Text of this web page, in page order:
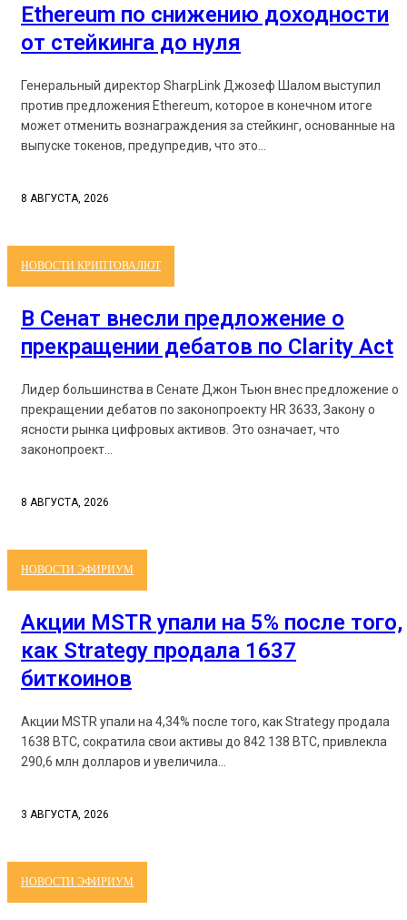
Ethereum по снижению доходности
от стейкинга до нуля
Генеральный директор SharpLink Джозеф Шалом выступил
против предложения Ethereum, которое в конечном итоге
может отменить вознаграждения за стейкинг, основанные на
выпуске токенов, предупредив, что это...
8 АВГУСТА, 2026
НОВОСТИ КРИПТОВАЛЮТ
В Сенат внесли предложение о
прекращении дебатов по Clarity Act
Лидер большинства в Сенате Джон Тьюн внес предложение о
прекращении дебатов по законопроекту HR 3633, Закону о
ясности рынка цифровых активов. Это означает, что
законопроект...
8 АВГУСТА, 2026
НОВОСТИ ЭФИРИУМ
Акции MSTR упали на 5% после того,
как Strategy продала 1637
биткоинов
Акции MSTR упали на 4,34% после того, как Strategy продала
1638 BTC, сократила свои активы до 842 138 BTC, привлекла
290,6 млн долларов и увеличила...
3 АВГУСТА, 2026
НОВОСТИ ЭФИРИУМ